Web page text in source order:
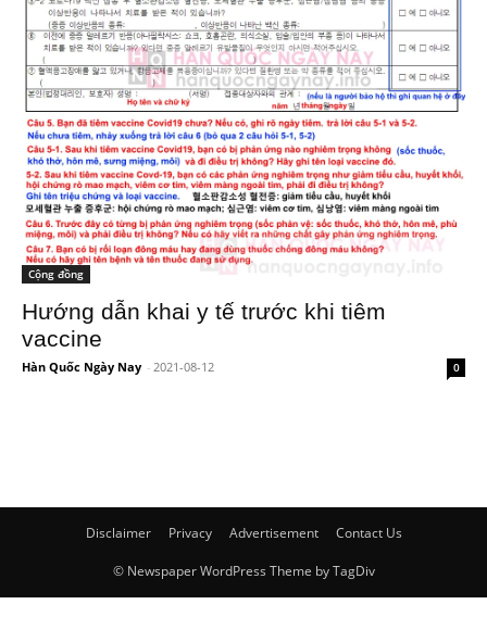
Cộng đồng
Hướng dẫn khai y tế trước khi tiêm
vaccine
Hàn Quốc Ngày Nay - 2021-08-12 0
Disclaimer Privacy Advertisement Contact Us
© Newspaper WordPress Theme by TagDiv